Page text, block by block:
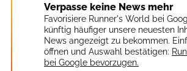
Verpasse keine News mehr
Favorisiere Runner's World bei
künftig häufiger unsere neuesten
News angezeigt zu bekommen.
öffnen und Auswahl bestätigen:
bei Google bevorzugen.